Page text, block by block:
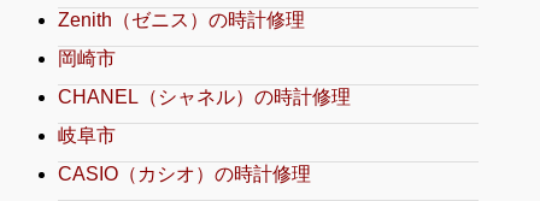
Zenith（ゼニス）の時計修理
岡崎市
CHANEL（シャネル）の時計修理
岐阜市
CASIO（カシオ）の時計修理